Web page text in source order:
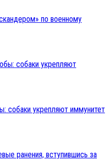
по военному
собаки укрепляют иммунитет